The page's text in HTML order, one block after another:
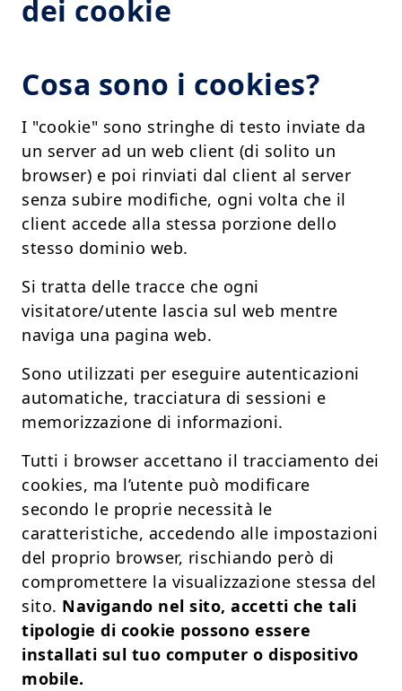
dei cookie
Cosa sono i cookies?
I "cookie" sono stringhe di testo inviate da
un server ad un web client (di solito un
browser) e poi rinviati dal client al server
senza subire modifiche, ogni volta che il
client accede alla stessa porzione dello
stesso dominio web.
Si tratta delle tracce che ogni
visitatore/utente lascia sul web mentre
naviga una pagina web.
Sono utilizzati per eseguire autenticazioni
automatiche, tracciatura di sessioni e
memorizzazione di informazioni.
Tutti i browser accettano il tracciamento dei
cookies, ma l’utente può modificare
secondo le proprie necessità le
caratteristiche, accedendo alle impostazioni
del proprio browser, rischiando però di
compromettere la visualizzazione stessa del
sito. Navigando nel sito, accetti che tali
tipologie di cookie possono essere
installati sul tuo computer o dispositivo
mobile.